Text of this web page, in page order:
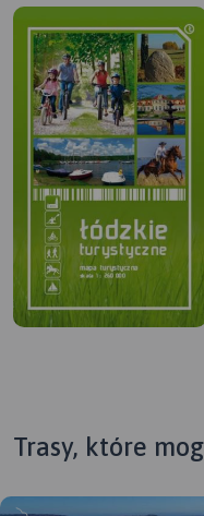
Trasy, które